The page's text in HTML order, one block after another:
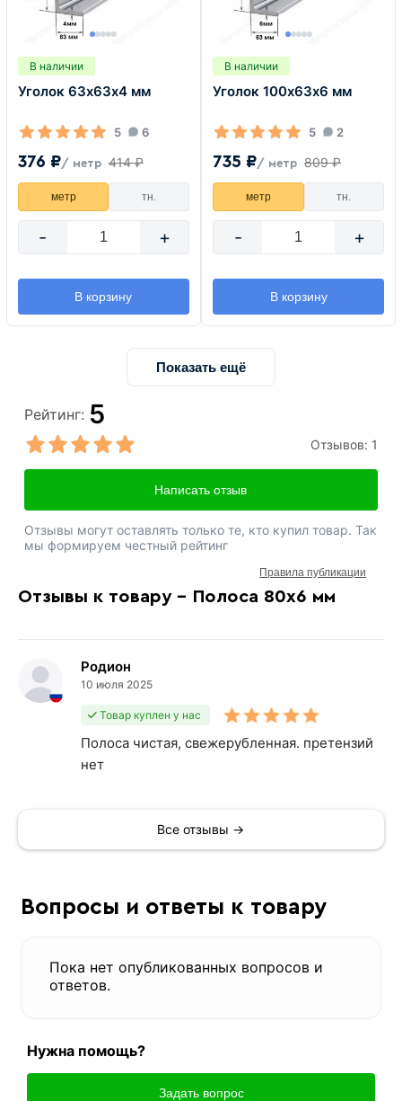
В наличии
Уголок 63х63х4 мм
5 6
376 ₽/ метр 414 ₽
метр тн.
- +
В корзину
В наличии
Уголок 100х63х6 мм
5 2
735 ₽/ метр 809 ₽
метр тн.
- +
В корзину
Показать ещё
Отзывы к товару - Полоса 80х6 мм
Родион
10 июля 2025
Товар куплен у нас
Полоса чистая, свежерубленная. претензий
нет
Все отзывы →
Рейтинг: 5
Отзывов: 1
Написать отзыв
Отзывы могут оставлять только те, кто купил товар. Так
мы формируем честный рейтинг
Правила публикации
Вопросы и ответы к товару
Пока нет опубликованных вопросов и
ответов.
Нужна помощь?
Задать вопрос